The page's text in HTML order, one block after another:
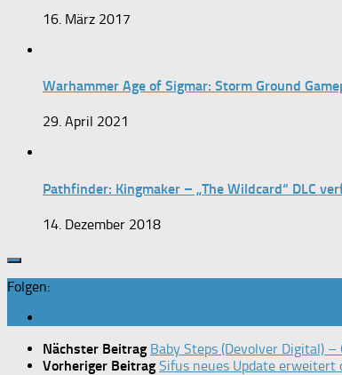
16. März 2017
Warhammer Age of Sigmar: Storm Ground
29. April 2021
Pathfinder: Kingmaker – „The Wildcard“ DLC
14. Dezember 2018
Folgen:
Nächster Beitrag Baby Steps (Devolver Digital)
Vorheriger Beitrag Sifus neues Update erweitert